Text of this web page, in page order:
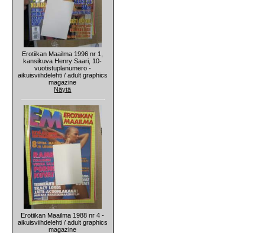
Erotiikan Maailma 1996 nr 1,
kansikuva Henry Saari, 10-
vuotistuplanumero -
aikuisviihdelehti / adult graphics
magazine
Näytä
Erotiikan Maailma 1988 nr 4 -
aikuisviihdelehti / adult graphics
magazine